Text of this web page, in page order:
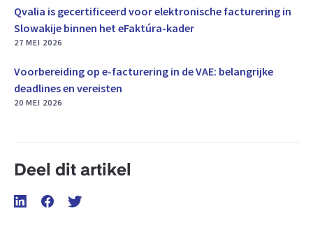
Qvalia is gecertificeerd voor elektronische facturering in
Slowakije binnen het eFaktúra-kader
27 MEI 2026
Voorbereiding op e-facturering in de VAE: belangrijke
deadlines en vereisten
20 MEI 2026
Deel dit artikel